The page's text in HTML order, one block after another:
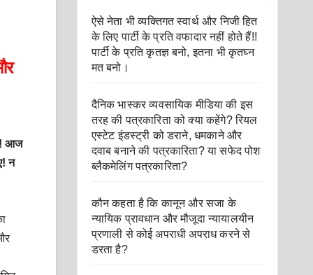
आज
न
ऐसे नेता भी व्यक्तिगत स्वार्थ और निजी हित
के लिए पार्टी के प्रति वफादार नहीं होते हैं!!
पार्टी के प्रति कृतज्ञ बनो, इतना भी कृतघ्न
मत बनो।
दैनिक भास्कर व्यवसायिक मीडिया की इस
तरह की पत्रकारिता को क्या कहेंगे? रियल
एस्टेट इंडस्ट्री को डराने, धमकाने और
दवाब बनाने की पत्रकारिता? या सफेद पोश
ब्लैकमेलिंग पत्रकारिता?
कौन कहता है कि कानून और सजा के
न्यायिक प्रावधान और मौजूदा न्यायालयीन
प्रणाली से कोई अपराधी अपराध करने से
डरता है?